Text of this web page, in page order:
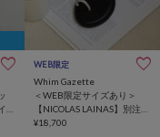
WEB限定
Whim Gazette
＜WEB限定サイズあり＞
【NICOLAS LAINAS】別注ト
ングフラットサンダル
¥18,700